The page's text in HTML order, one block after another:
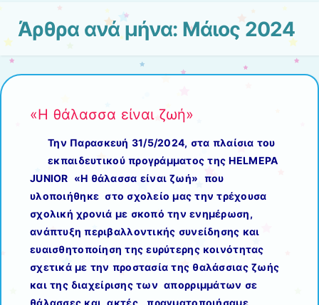
Άρθρα ανά μήνα: Μάιος 2024
«Η θάλασσα είναι ζωή»
Την Παρασκευή 31/5/2024, στα πλαίσια του
εκπαιδευτικού προγράμματος της HELMEPA
JUNIOR «Η θάλασσα είναι ζωή» που
υλοποιήθηκε στο σχολείο μας την τρέχουσα
σχολική χρονιά με σκοπό την ενημέρωση,
ανάπτυξη περιβαλλοντικής συνείδησης και
ευαισθητοποίηση της ευρύτερης κοινότητας
σχετικά με την προστασία της θαλάσσιας ζωής
και της διαχείρισης των απορριμμάτων σε